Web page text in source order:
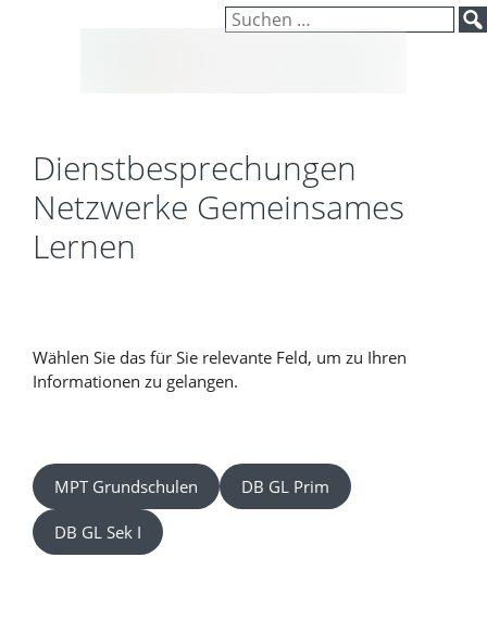
Suchen
Dienstbesprechungen
Netzwerke Gemeinsames
Lernen
Wählen Sie das für Sie relevante Feld, um zu Ihren
Informationen zu gelangen.
MPT Grundschulen DB GL Prim
DB GL Sek I